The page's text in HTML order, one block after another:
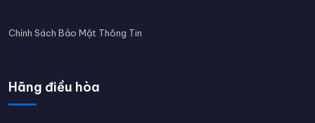
Chính Sách Bảo Mật Thông Tin
Hãng điều hòa